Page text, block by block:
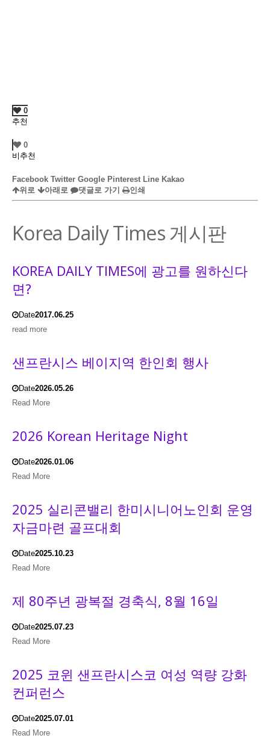
0
추천
0
비추천
Facebook Twitter Google Pinterest Line Kakao
위로
아래로 댓글로 가기 인쇄
Korea Daily Times 게시판
KOREA DAILY TIMES에 광고를 원하신다
면?
Date2017.06.25
read more
샌프란시스 베이지역 한인회 행사
Date2026.05.26
Read More
2026 Korean Heritage Night
Date2026.01.06
Read More
2025 실리콘밸리 한미시니어노인회 운영
자금마련 골프대회
Date2025.10.23
Read More
제 80주년 광복절 경축식, 8월 16일
Date2025.07.23
Read More
2025 코윈 샌프란시스코 여성 역량 강화
컨퍼런스
Date2025.07.01
Read More